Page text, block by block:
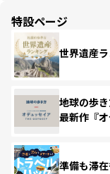
特設ページ
世界遺産
地球の歩
最新作『オ
準備も滞